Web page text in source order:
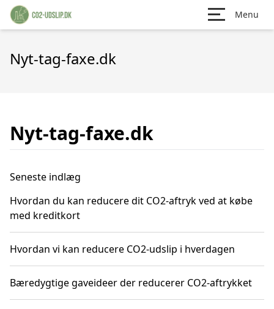
Menu
Nyt-tag-faxe.dk
Nyt-tag-faxe.dk
Seneste indlæg
Hvordan du kan reducere dit CO2-aftryk ved at købe
med kreditkort
Hvordan vi kan reducere CO2-udslip i hverdagen
Bæredygtige gaveideer der reducerer CO2-aftrykket